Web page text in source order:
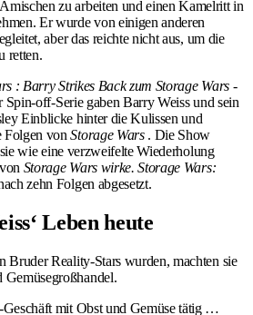
zu arbeiten und einen Kamelritt in
Er wurde von einigen anderen
aber das reichte nicht aus, um die
retten.
: Barry Strikes Back zum Storage Wars-
Spin-off-Serie gaben Barry Weiss und sein
Einblicke hinter die Kulissen und
Folgen vonStorage Wars. Die Show
wie eine verzweifelte Wiederholung
Storage Wars wirke. Storage Wars:
zehn Folgen abgesetzt.
Leben heute
Bruder Reality-Stars wurden, machten sie
mit Obst und Gemüse tätig …